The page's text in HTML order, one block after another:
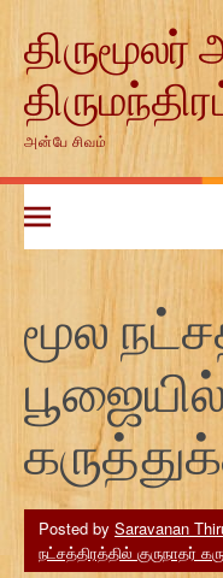
contentதிருமூலர்
அன்பே சிவம்
மூல
Posted by Saravanan
நட்சத்திரத்தில் குருநாதர்